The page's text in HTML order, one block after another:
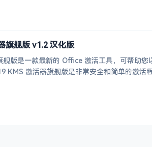
旗舰版 v1.2 汉化版
版是一款最新的 Office 激活工具，可帮助
。 Office 2019 KMS 激活器旗舰版是非常安全和简单的